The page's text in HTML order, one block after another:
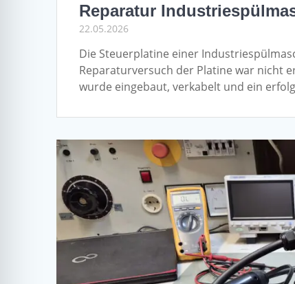
Reparatur
22.05.2026
Die Steuerplatine einer
Reparaturversuch der Platine war nicht
wurde eingebaut, verkabelt und ein